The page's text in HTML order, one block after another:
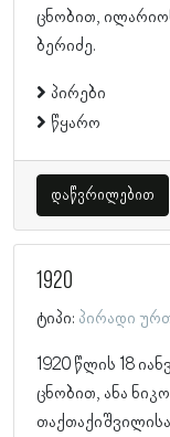
ცნობით,
ბერიძე.
პირები
წყარო
დაწვრილებით
1920
ტიპი: პირადი
1920 წლის 18
ცნობით, ანა